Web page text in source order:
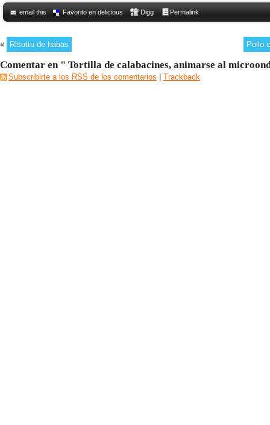
email this Favorito en delicious Digg Permalink
« Risotto de habas Pollo
Comentar en " Tortilla de calabacines, animarse al
Subscribirte a los RSS de los comentarios Trackback